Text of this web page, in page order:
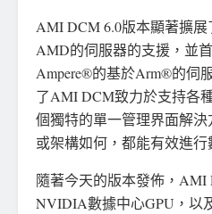
AMI DCM 6.0版本顯著擴
AMD的伺服器的支援，並
Ampere®的基於Arm®的伺
了AMI DCM致力於支持各
個獨特的單一管理界面解
或架構如何，都能有效進行
隨著今天的版本發佈，
NVIDIA數據中心GPU，以